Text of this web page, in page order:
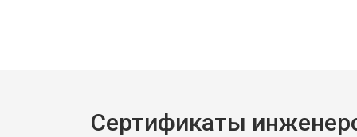
Замена платы сенсорного
Сертификаты